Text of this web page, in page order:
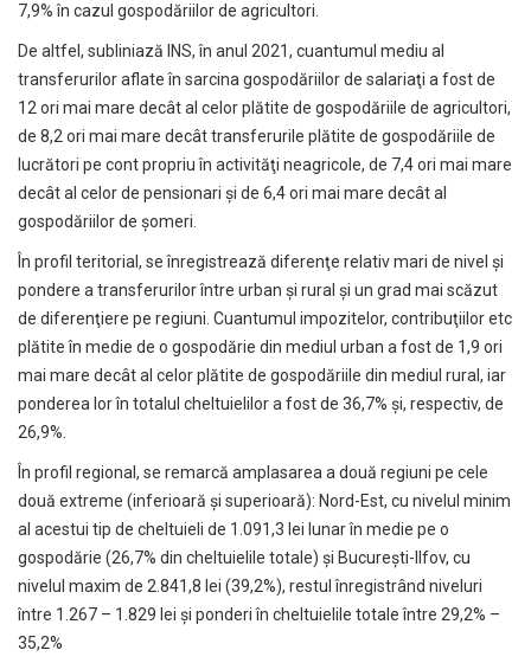
7,9% în cazul gospodăriilor de agricultori.
De altfel, subliniază INS, în anul 2021, cuantumul mediu al
transferurilor aflate în sarcina gospodăriilor de salariaţi a fost de
12 ori mai mare decât al celor plătite de gospodăriile de agricultori,
de 8,2 ori mai mare decât transferurile plătite de gospodăriile de
lucrători pe cont propriu în activităţi neagricole, de 7,4 ori mai mare
decât al celor de pensionari şi de 6,4 ori mai mare decât al
gospodăriilor de şomeri.
În profil teritorial, se înregistrează diferenţe relativ mari de nivel şi
pondere a transferurilor între urban şi rural şi un grad mai scăzut
de diferenţiere pe regiuni. Cuantumul impozitelor, contribuţiilor etc
plătite în medie de o gospodărie din mediul urban a fost de 1,9 ori
mai mare decât al celor plătite de gospodăriile din mediul rural, iar
ponderea lor în totalul cheltuielilor a fost de 36,7% şi, respectiv, de
26,9%.
În profil regional, se remarcă amplasarea a două regiuni pe cele
două extreme (inferioară şi superioară): Nord-Est, cu nivelul minim
al acestui tip de cheltuieli de 1.091,3 lei lunar în medie pe o
gospodărie (26,7% din cheltuielile totale) şi Bucureşti-Ilfov, cu
nivelul maxim de 2.841,8 lei (39,2%), restul înregistrând niveluri
între 1.267 – 1.829 lei şi ponderi în cheltuielile totale între 29,2% –
35,2%